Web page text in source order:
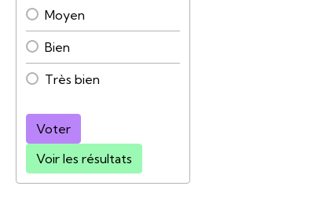
Moyen
Bien
Très bien
Voter
Voir les résultats